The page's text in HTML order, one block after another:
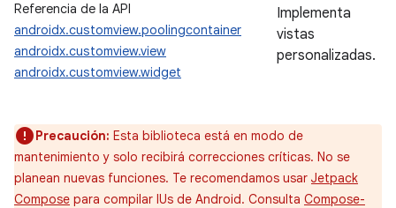
Referencia de la API
androidx.customview.poolingcontainer
androidx.customview.view
androidx.customview.widget
Implementa
vistas
personalizadas.
Precaución: Esta biblioteca está en modo de
mantenimiento y solo recibirá correcciones críticas. No se
planean nuevas funciones. Te recomendamos usar Jetpack
Compose para compilar IUs de Android. Consulta Compose-